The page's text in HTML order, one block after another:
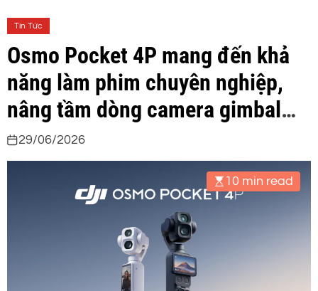
Tin Tức
Osmo Pocket 4P mang đến khả
năng làm phim chuyên nghiệp,
nâng tầm dòng camera gimbal
mà DJI tiên phong
29/06/2026
10 min read